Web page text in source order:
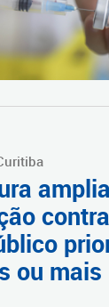
ou mais